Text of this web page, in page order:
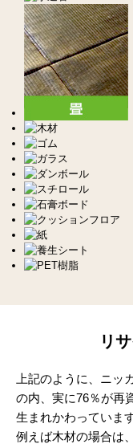
リ
上記のように、ニッ
の内、実に76％が再
生まれかわっています
例えば木材の場合は